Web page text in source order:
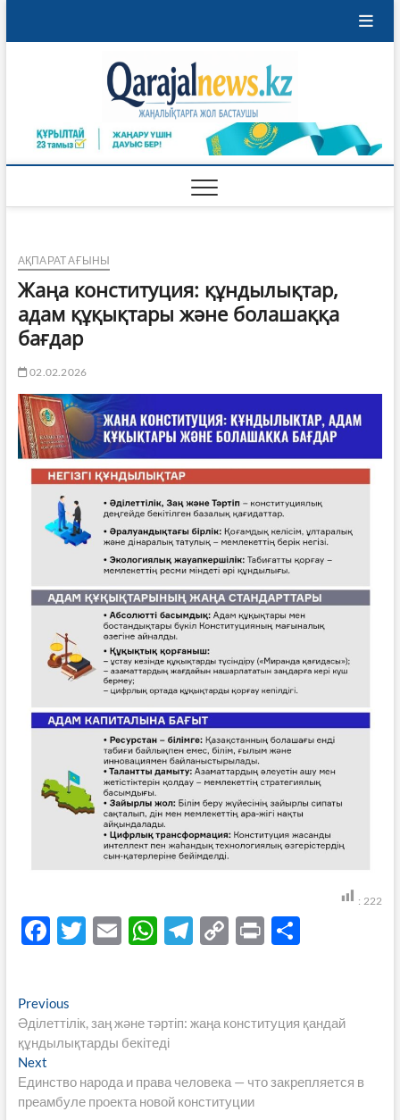
АҚПАРАТ АҒЫНЫ
Жаңа конституция: құндылықтар,
адам құқықтары және болашаққа
бағдар
02.02.2026
: 222
F
b
o
o
k
T
er
E W
s
A
p
p
T
gr
m
C
y
n
k
P S
e
Навигация
по
записям
PreviousPrevious
post:
Әділеттілік, заң және тәртіп: жаңа конституция қандай
құндылықтарды бекітеді
NextNext
post:
Единство народа и права человека — что закрепляется в
преамбуле проекта новой конституции